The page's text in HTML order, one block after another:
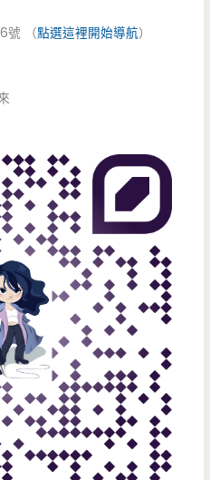
號 （點選這裡開始導航）